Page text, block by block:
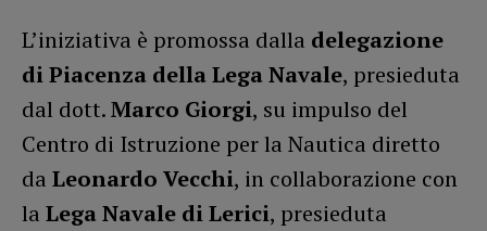
L’iniziativa è promossa dalla delegazione
di Piacenza della Lega Navale, presieduta
dal dott.Marco Giorgi, su impulso del
Centro di Istruzione per la Nautica diretto
da Leonardo Vecchi, in collaborazione con
la Lega Navale di Lerici, presieduta